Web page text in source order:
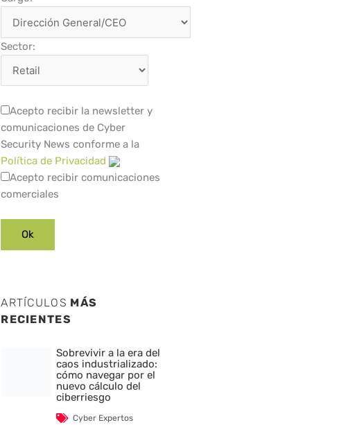
Sector:
Acepto recibir la newsletter y
comunicaciones de Cyber
Security News conforme a la
Política de Privacidad
Acepto recibir comunicaciones
comerciales
ARTÍCULOS MÁS
RECIENTES
Sobrevivir a la era del
caos industrializado:
cómo navegar por el
nuevo cálculo del
ciberriesgo
Cyber Expertos